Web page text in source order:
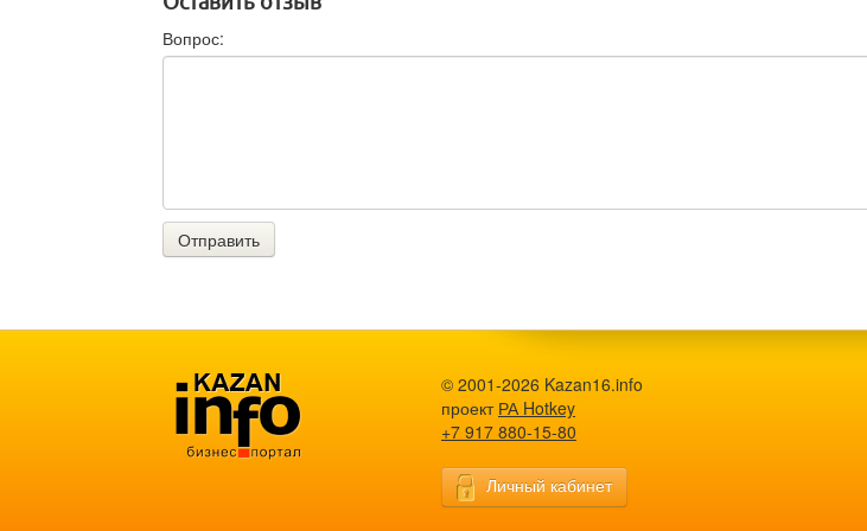
Вопрос:
Отправить
© 2001-2026 Kazan16.info
проект РА Hotkey
+7 917 880-15-80
Личный кабинет